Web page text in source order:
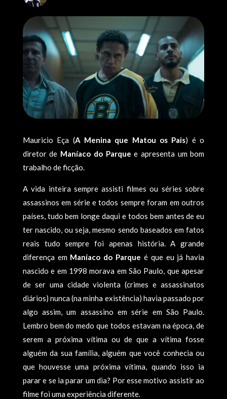
Mauricio Eça (A Menina que Matou os Pais) é o
diretor de Maníaco do Parque e apresenta um bom
trabalho de ficção.
A vida inteira sempre assisti filmes ou séries sobre
assassinos em série e todos sempre foram em outros
países, tudo bem longe daqui e todos bem antes de eu
ter nascido, ou seja, mesmo sendo baseados em fatos
reais tudo sempre foi apenas história. A grande
diferença em Maníaco do Parque é que eu já havia
nascido e em 1998 morava em São Paulo, que apesar
de ser uma cidade violenta (crimes e assassinatos
diários) nunca (na minha existência) havia passado por
algo assim, um assassino em série em São Paulo.
Lembro bem do medo que todos estavam na época, de
serem a próxima vítima ou de que a vítima fosse
alguém da sua família, alguém que você conhecia ou
que houvesse uma próxima vítima, quando isso ia
parar e se ia parar um dia? Por esse motivo assistir ao
filme foi uma experiência diferente.